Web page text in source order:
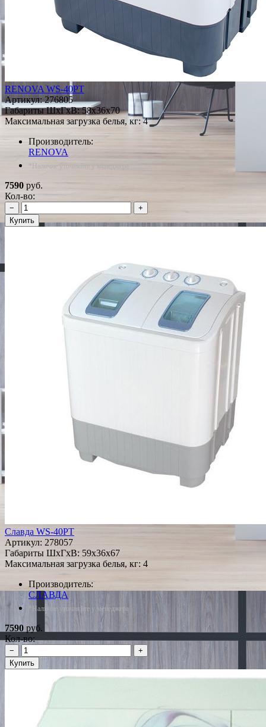
RENOVA WS-40PT
Артикул:276805
Габариты ШxГxВ: 58x36x70
Максимальная загрузка белья, кг: 4
Производитель:
RENOVA
*Наличие уточняйте у менеджера
7590 руб.
Кол-во:
−
+
Купить
Славда WS-40PT
Артикул: 278057
Габариты ШxГxВ: 59x36x67
Максимальная загрузка белья, кг: 4
Производитель:
СЛАВДА
*Наличие уточняйте у менеджера
7590 руб.
Кол-во:
−
+
Купить